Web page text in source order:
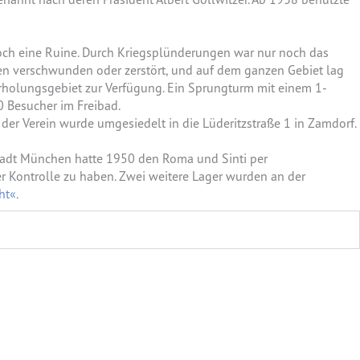
eine Ruine. Durch Kriegsplünderungen war nur noch das
verschwunden oder zerstört, und auf dem ganzen Gebiet lag
zur Verfügung. Ein Sprungturm mit einem 1-
im Freibad.
Verein wurde umgesiedelt in die Lüderitzstraße 1 in Zamdorf.
München hatte 1950 den Roma und Sinti per
Kontrolle zu haben. Zwei weitere Lager wurden an der
.